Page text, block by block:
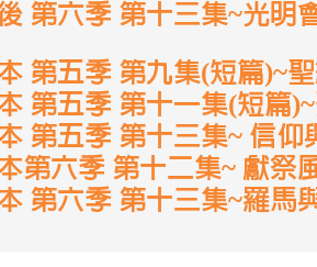
第六季 第十三集~光明
第五季 第九集(短篇)~
第五季 第十一集(短篇
第五季 第十三集~ 信仰
第六季 第十二集~ 獻祭
第六季 第十三集~羅馬